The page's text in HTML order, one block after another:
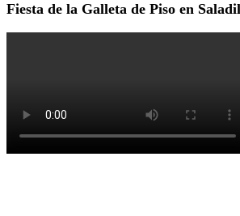
Fiesta de la Galleta de Piso en